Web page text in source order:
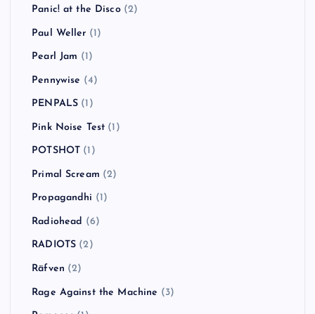
Panic! at the Disco(2)
Paul Weller (1)
Pearl Jam (1)
Pennywise (4)
PENPALS (1)
Pink Noise Test (1)
POTSHOT (1)
Primal Scream (2)
Propagandhi (1)
Radiohead (6)
RADIOTS (2)
Räfven (2)
Rage Against the Machine (3)